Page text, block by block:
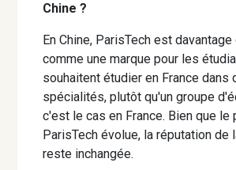
Chine ?
En Chine, ParisTech est
comme une marque pour les
souhaitent étudier en France dans
spécialités, plutôt qu'un groupe
c'est le cas en France. Bien que le
ParisTech évolue, la réputation de
reste inchangée.